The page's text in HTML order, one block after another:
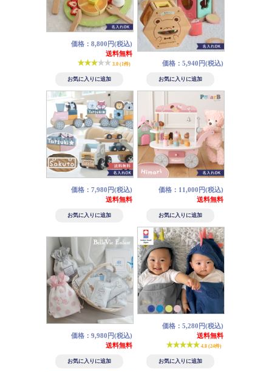
価格：8,800円(税込)
送料無料
3.0 (1件) 価格：5,940円(税込)
価格：7,980円(税込)
送料無料
価格：11,000円(税込)
送料無料
価格：9,980円(税込)
送料無料
価格：5,280円(税込)
送料無料
4.8 (24件)